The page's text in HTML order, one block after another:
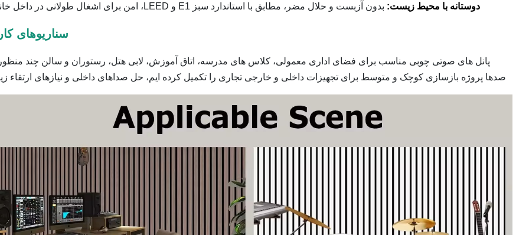
دوستانه با محیط زیست: بدون آزبست و حلال مضر، مطابق با استاندارد سبز E1 و LEED، امن برای اشغال طولانی در داخل خانه.
سناریوهای
پانل های صوتی چوبی مناسب برای فضای اداری معمولی، کلاس های مدرسه، اتاق آموزش، لابی هتل، رستوران و سالن چند
صدها پروژه بازسازی کوچک و متوسط برای تجهیزات داخلی و خارجی تجاری را تکمیل کرده ایم، حل صداهای داخلی و نیازهای ارتقاء